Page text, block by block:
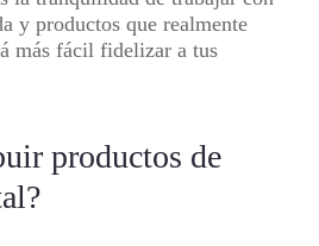
y productos que realmente
más fácil fidelizar a tus
productos de